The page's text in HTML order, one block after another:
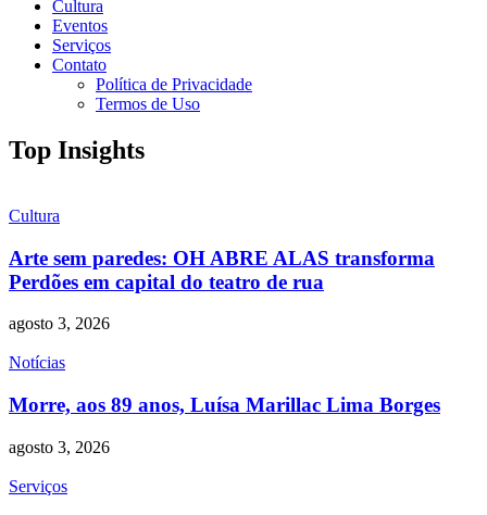
Cultura
Eventos
Serviços
Contato
Política de Privacidade
Termos de Uso
Top Insights
Cultura
Arte sem paredes: OH ABRE ALAS transforma
Perdões em capital do teatro de rua
agosto 3, 2026
Notícias
Morre, aos 89 anos, Luísa Marillac Lima Borges
agosto 3, 2026
Serviços